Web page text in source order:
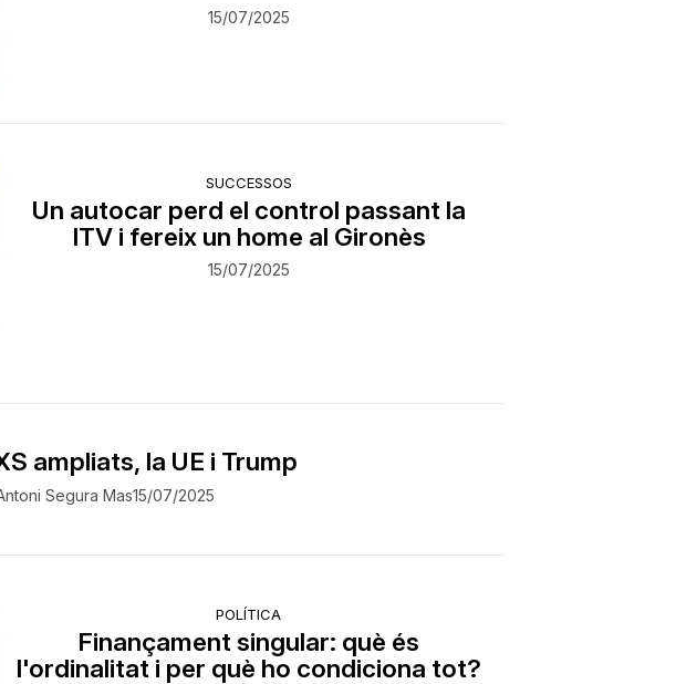
15/07/2025
SUCCESSOS
Un autocar perd el control passant la
ITV i fereix un home al Gironès
15/07/2025
ampliats, la UE i Trump
Segura Mas15/07/2025
POLÍTICA
Finançament singular: què és
l'ordinalitat i per què ho condiciona tot?